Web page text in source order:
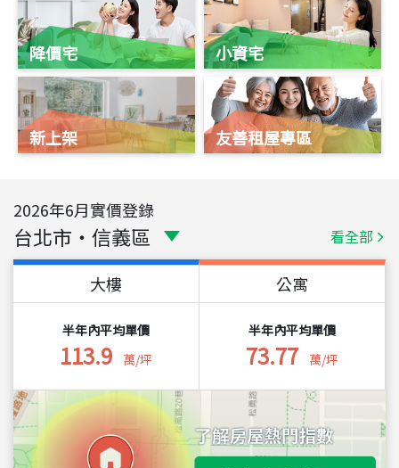
降價宅
新上架
小資宅
友善租屋專區
2026年6月實價登錄
台北市 ・ 信義區 看全部
大樓
半年內平均單價
113.9 萬/坪
公寓
半年內平均單價
73.77 萬/坪